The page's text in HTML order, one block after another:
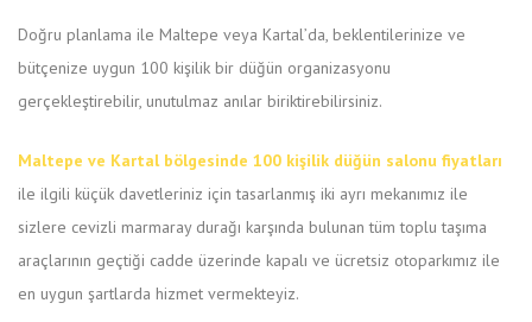
Doğru planlama ile Maltepe veya Kartal’da, beklentilerinize ve
bütçenize uygun 100 kişilik bir düğün organizasyonu
gerçekleştirebilir, unutulmaz anılar biriktirebilirsiniz.
Maltepe ve Kartal bölgesinde 100 kişilik düğün salonu fiyatları
ile ilgili küçük davetleriniz için tasarlanmış iki ayrı mekanımız ile
sizlere cevizli marmaray durağı karşında bulunan tüm toplu taşıma
araçlarının geçtiği cadde üzerinde kapalı ve ücretsiz otoparkımız ile
en uygun şartlarda hizmet vermekteyiz.